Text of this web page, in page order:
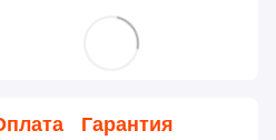
Гарантия